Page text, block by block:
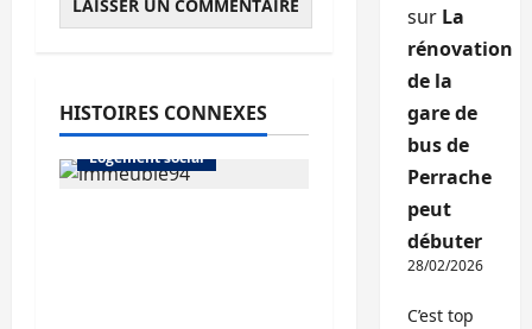
HISTOIRES CONNEXES
Architecture
Logement social
sur La
rénovation
de la
gare de
bus de
Perrache
peut
débuter
28/02/2026
C’est top